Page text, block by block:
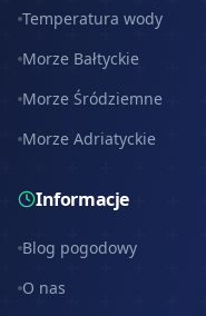
Temperatura wody
Morze Bałtyckie
Morze Śródziemne
Morze Adriatyckie
Informacje
Blog pogodowy
O nas